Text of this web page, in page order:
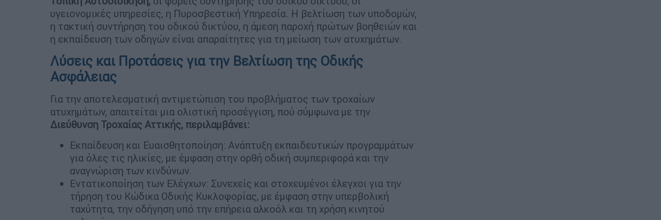
υγειονομικές υπηρεσίες, η Πυροσβεστική Υπηρεσία. Η βελτίωση των υποδομών,
η τακτική συντήρηση του οδικού δικτύου, η άμεση παροχή πρώτων βοηθειών και
η εκπαίδευση των οδηγών είναι απαραίτητες για τη μείωση των ατυχημάτων.
Λύσεις και Προτάσεις για την Βελτίωση της Οδικής
Ασφάλειας
Για την αποτελεσματική αντιμετώπιση του προβλήματος των τροχαίων
ατυχημάτων, απαιτείται μια ολιστική προσέγγιση, πού σύμφωνα με την
Διεύθυνση Τροχαίας Αττικής, περιλαμβάνει:
Εκπαίδευση και Ευαισθητοποίηση: Ανάπτυξη εκπαιδευτικών προγραμμάτων
για όλες τις ηλικίες, με έμφαση στην ορθή οδική συμπεριφορά και την
αναγνώριση των κινδύνων.
Εντατικοποίηση των Ελέγχων: Συνεχείς και στοχευμένοι έλεγχοι για την
τήρηση του Κώδικα Οδικής Κυκλοφορίας, με έμφαση στην υπερβολική
ταχύτητα, την οδήγηση υπό την επήρεια αλκοόλ και τη χρήση κινητού